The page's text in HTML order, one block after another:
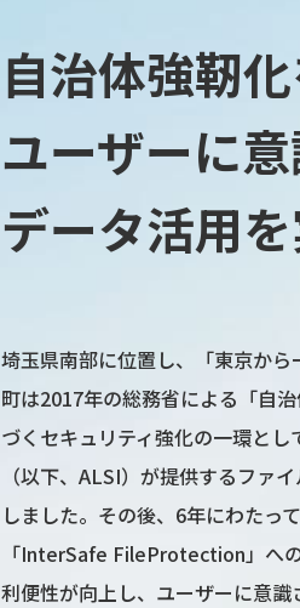
自治体強靭
ユーザーに
データ活用
埼玉県南部に位置し、「東京か
町は2017年の総務省による「自
づくセキュリティ強化の一環と
（以下、ALSI）が提供するファ
しました。その後、6年にわたっ
「InterSafe FileProtection」へ
利便性が向上し、ユーザーに意